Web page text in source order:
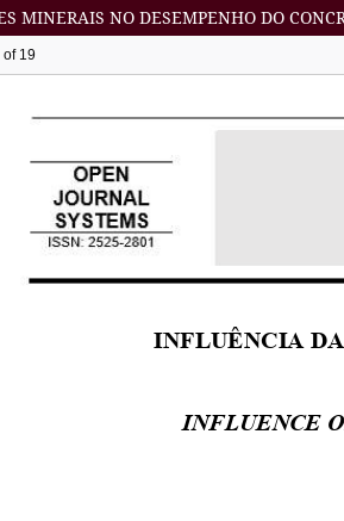
MINERAIS NO DESEMPENHO DO